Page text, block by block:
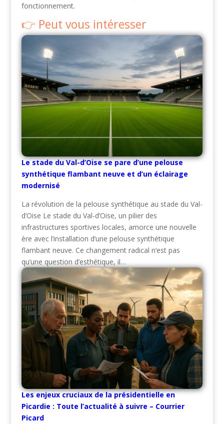
fonctionnement.
Peut vous intéresser
Le stade du Val-d’Oise se pare d’une pelouse
synthétique flambant neuve et d’un éclairage
modernisé
La révolution de la pelouse synthétique au stade du Val-
d’Oise Le stade du Val-d’Oise, un pilier des
infrastructures sportives locales, amorce une nouvelle
ère avec l’installation d’une pelouse synthétique
flambant neuve. Ce changement radical n’est pas
qu’une question d’esthétique, il…
Les enjeux cruciaux de la présidentielle en
Picardie : Toute l’actualité à suivre – Courrier
Picard